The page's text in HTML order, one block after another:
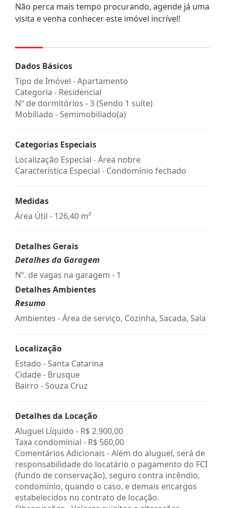
Não perca mais tempo procurando, agende já uma
visita e venha conhecer este imóvel incrível!
Dados Básicos
Tipo de Imóvel - Apartamento
Categoria - Residencial
Nº de dormitórios - 3 (Sendo 1 suíte)
Mobiliado - Semimobiliado(a)
Categorias Especiais
Localização Especial - Área nobre
Característica Especial - Condomínio fechado
Medidas
Área Útil - 126,40 m²
Detalhes Gerais
Detalhes da Garagem
Nº. de vagas na garagem - 1
Detalhes Ambientes
Resumo
Ambientes - Área de serviço, Cozinha, Sacada, Sala
Localização
Estado -Santa Catarina
Cidade - Brusque
Bairro -Souza Cruz
Detalhes da Locação
Aluguel Líquido - R$ 2.900,00
Taxa condominial - R$ 560,00
Comentários Adicionais - Além do aluguel, será de
responsabilidade do locatário o pagamento do FCI
(fundo de conservação), seguro contra incêndio,
condomínio, quando o caso, e demais encargos
estabelecidos no contrato de locação.